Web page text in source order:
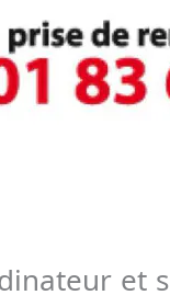
et